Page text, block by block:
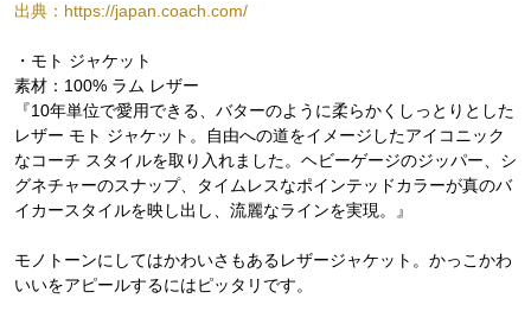
出典：https://japan.coach.com/
・モト ジャケット
素材：100% ラム レザー
『10年単位で愛用できる、バターのように柔らかくしっとりとした
レザー モト ジャケット。自由への道をイメージしたアイコニック
なコーチ スタイルを取り入れました。ヘビーゲージのジッパー、シ
グネチャーのスナップ、タイムレスなポインテッドカラーが真のバ
イカースタイルを映し出し、流麗なラインを実現。』
モノトーンにしてはかわいさもあるレザージャケット。かっこかわ
いいをアピールするにはピッタリです。